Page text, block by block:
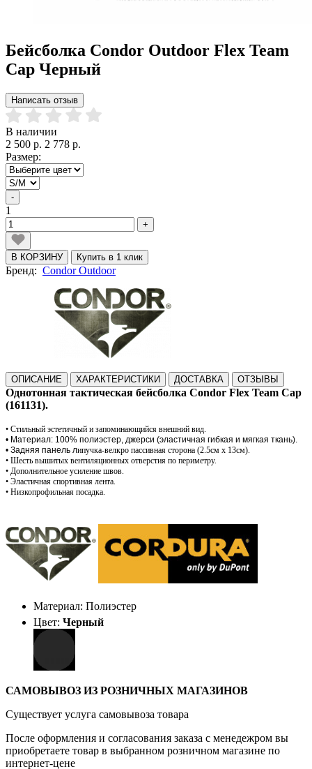
Бейсболка Condor Outdoor Flex Team
Cap Черный
Написать отзыв
В наличии
2 500 р. 2 778 р.
Размер:
-
1
+
В КОРЗИНУ Купить в 1 клик
Бренд: Condor Outdoor
ОПИСАНИЕ ХАРАКТЕРИСТИКИ ДОСТАВКА ОТЗЫВЫ
Однотонная тактическая бейсболка Condor Flex Team Cap
(161131).
• Стильный эстетичный и запоминающийся внешний вид.
• Материал: 100% полиэстер, джерси (эластичная гибкая и мягкая ткань).
• Задняя панель липучка-велкро пассивная сторона (2.5см х 13см).
• Шесть вышитых вентиляционных отверстия по периметру.
• Дополнительное усиление швов.
• Эластичная спортивная лента.
• Низкопрофильная посадка.
Материал: Полиэстер
Цвет: Черный
САМОВЫВОЗ ИЗ РОЗНИЧНЫХ МАГАЗИНОВ
Существует услуга самовывоза товара
После оформления и согласования заказа с менедежром вы
приобретаете товар в выбранном розничном магазине по
интернет-цене